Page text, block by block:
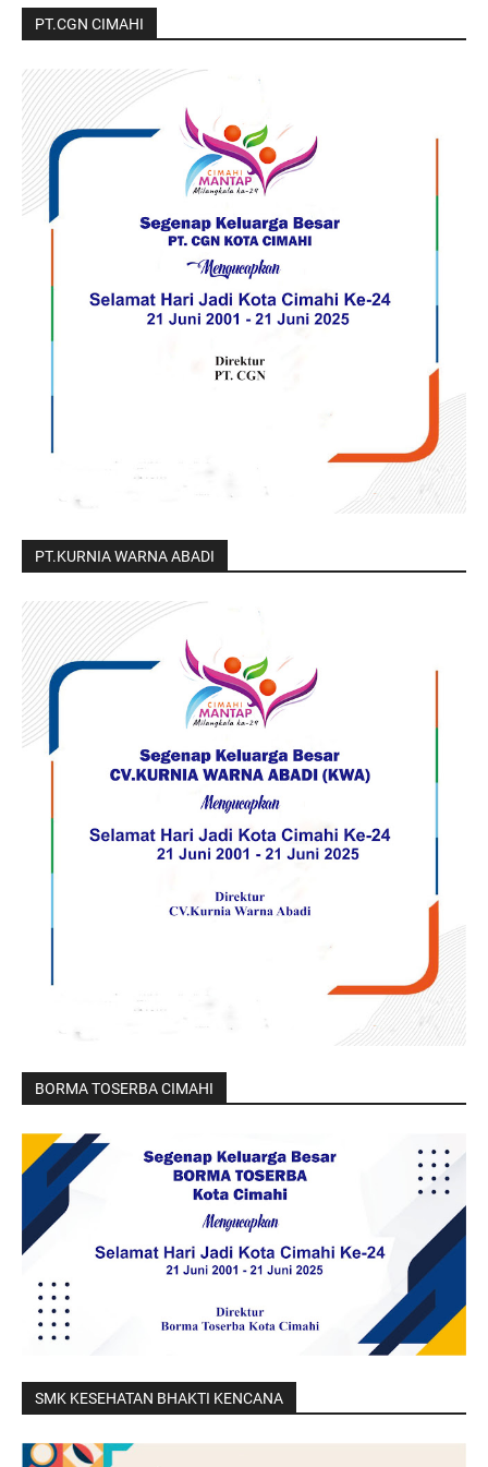
PT.CGN CIMAHI
PT.KURNIA WARNA ABADI
BORMA TOSERBA CIMAHI
SMK KESEHATAN BHAKTI KENCANA